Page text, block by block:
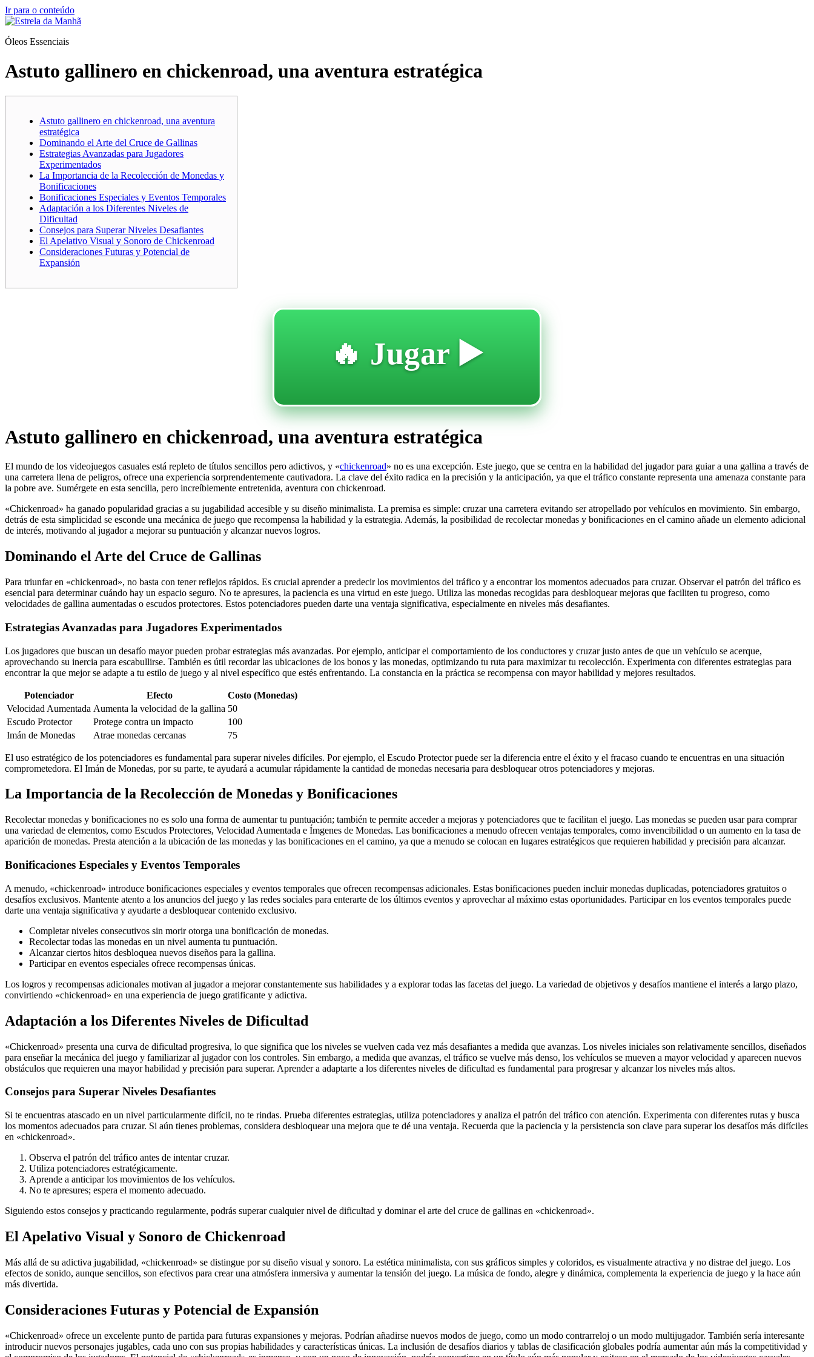
Ir para o conteúdo
Óleos Essenciais
Astuto gallinero en chickenroad, una aventura estratégica
Astuto gallinero en chickenroad, una aventura
estratégica
Dominando el Arte del Cruce de Gallinas
Estrategias Avanzadas para Jugadores
Experimentados
La Importancia de la Recolección de Monedas y
Bonificaciones
Bonificaciones Especiales y Eventos Temporales
Adaptación a los Diferentes Niveles de
Dificultad
Consejos para Superar Niveles Desafiantes
El Apelativo Visual y Sonoro de Chickenroad
Consideraciones Futuras y Potencial de
Expansión
🔥 Jugar ▶️
Astuto gallinero en chickenroad, una aventura estratégica
El mundo de los videojuegos casuales está repleto de títulos sencillos pero adictivos, y «chickenroad» no es una excepción. Este juego, que se centra en la habilidad del jugador para guiar a una gallina a través de
una carretera llena de peligros, ofrece una experiencia sorprendentemente cautivadora. La clave del éxito radica en la precisión y la anticipación, ya que el tráfico constante representa una amenaza constante para
la pobre ave. Sumérgete en esta sencilla, pero increíblemente entretenida, aventura con chickenroad.
«Chickenroad» ha ganado popularidad gracias a su jugabilidad accesible y su diseño minimalista. La premisa es simple: cruzar una carretera evitando ser atropellado por vehículos en movimiento. Sin embargo,
detrás de esta simplicidad se esconde una mecánica de juego que recompensa la habilidad y la estrategia. Además, la posibilidad de recolectar monedas y bonificaciones en el camino añade un elemento adicional
de interés, motivando al jugador a mejorar su puntuación y alcanzar nuevos logros.
Dominando el Arte del Cruce de Gallinas
Para triunfar en «chickenroad», no basta con tener reflejos rápidos. Es crucial aprender a predecir los movimientos del tráfico y a encontrar los momentos adecuados para cruzar. Observar el patrón del tráfico es
esencial para determinar cuándo hay un espacio seguro. No te apresures, la paciencia es una virtud en este juego. Utiliza las monedas recogidas para desbloquear mejoras que faciliten tu progreso, como
velocidades de gallina aumentadas o escudos protectores. Estos potenciadores pueden darte una ventaja significativa, especialmente en niveles más desafiantes.
Estrategias Avanzadas para Jugadores Experimentados
Los jugadores que buscan un desafío mayor pueden probar estrategias más avanzadas. Por ejemplo, anticipar el comportamiento de los conductores y cruzar justo antes de que un vehículo se acerque,
aprovechando su inercia para escabullirse. También es útil recordar las ubicaciones de los bonos y las monedas, optimizando tu ruta para maximizar tu recolección. Experimenta con diferentes estrategias para
encontrar la que mejor se adapte a tu estilo de juego y al nivel específico que estés enfrentando. La constancia en la práctica se recompensa con mayor habilidad y mejores resultados.
Potenciador Efecto
Costo (Monedas)
Velocidad Aumentada Aumenta la velocidad de la gallina 50
Escudo Protector
Protege contra un impacto
100
Imán de Monedas
Atrae monedas cercanas 75
El uso estratégico de los potenciadores es fundamental para superar niveles difíciles. Por ejemplo, el Escudo Protector puede ser la diferencia entre el éxito y el fracaso cuando te encuentras en una situación
comprometedora. El Imán de Monedas, por su parte, te ayudará a acumular rápidamente la cantidad de monedas necesaria para desbloquear otros potenciadores y mejoras.
La Importancia de la Recolección de Monedas y Bonificaciones
Recolectar monedas y bonificaciones no es solo una forma de aumentar tu puntuación; también te permite acceder a mejoras y potenciadores que te facilitan el juego. Las monedas se pueden usar para comprar
una variedad de elementos, como Escudos Protectores, Velocidad Aumentada e Ímgenes de Monedas. Las bonificaciones a menudo ofrecen ventajas temporales, como invencibilidad o un aumento en la tasa de
aparición de monedas. Presta atención a la ubicación de las monedas y las bonificaciones en el camino, ya que a menudo se colocan en lugares estratégicos que requieren habilidad y precisión para alcanzar.
Bonificaciones Especiales y Eventos Temporales
A menudo, «chickenroad» introduce bonificaciones especiales y eventos temporales que ofrecen recompensas adicionales. Estas bonificaciones pueden incluir monedas duplicadas, potenciadores gratuitos o
desafíos exclusivos. Mantente atento a los anuncios del juego y las redes sociales para enterarte de los últimos eventos y aprovechar al máximo estas oportunidades. Participar en los eventos temporales puede
darte una ventaja significativa y ayudarte a desbloquear contenido exclusivo.
Completar niveles consecutivos sin morir otorga una bonificación de monedas.
Recolectar todas las monedas en un nivel aumenta tu puntuación.
Alcanzar ciertos hitos desbloquea nuevos diseños para la gallina.
Participar en eventos especiales ofrece recompensas únicas.
Los logros y recompensas adicionales motivan al jugador a mejorar constantemente sus habilidades y a explorar todas las facetas del juego. La variedad de objetivos y desafíos mantiene el interés a largo plazo,
convirtiendo «chickenroad» en una experiencia de juego gratificante y adictiva.
Adaptación a los Diferentes Niveles de Dificultad
«Chickenroad» presenta una curva de dificultad progresiva, lo que significa que los niveles se vuelven cada vez más desafiantes a medida que avanzas. Los niveles iniciales son relativamente sencillos, diseñados
para enseñar la mecánica del juego y familiarizar al jugador con los controles. Sin embargo, a medida que avanzas, el tráfico se vuelve más denso, los vehículos se mueven a mayor velocidad y aparecen nuevos
obstáculos que requieren una mayor habilidad y precisión para superar. Aprender a adaptarte a los diferentes niveles de dificultad es fundamental para progresar y alcanzar los niveles más altos.
Consejos para Superar Niveles Desafiantes
Si te encuentras atascado en un nivel particularmente difícil, no te rindas. Prueba diferentes estrategias, utiliza potenciadores y analiza el patrón del tráfico con atención. Experimenta con diferentes rutas y busca
los momentos adecuados para cruzar. Si aún tienes problemas, considera desbloquear una mejora que te dé una ventaja. Recuerda que la paciencia y la persistencia son clave para superar los desafíos más difíciles
en «chickenroad».
Observa el patrón del tráfico antes de intentar cruzar.
Utiliza potenciadores estratégicamente.
Aprende a anticipar los movimientos de los vehículos.
No te apresures; espera el momento adecuado.
Siguiendo estos consejos y practicando regularmente, podrás superar cualquier nivel de dificultad y dominar el arte del cruce de gallinas en «chickenroad».
El Apelativo Visual y Sonoro de Chickenroad
Más allá de su adictiva jugabilidad, «chickenroad» se distingue por su diseño visual y sonoro. La estética minimalista, con sus gráficos simples y coloridos, es visualmente atractiva y no distrae del juego. Los
efectos de sonido, aunque sencillos, son efectivos para crear una atmósfera inmersiva y aumentar la tensión del juego. La música de fondo, alegre y dinámica, complementa la experiencia de juego y la hace aún
más divertida.
Consideraciones Futuras y Potencial de Expansión
«Chickenroad» ofrece un excelente punto de partida para futuras expansiones y mejoras. Podrían añadirse nuevos modos de juego, como un modo contrarreloj o un modo multijugador. También sería interesante
introducir nuevos personajes jugables, cada uno con sus propias habilidades y características únicas. La inclusión de desafíos diarios y tablas de clasificación globales podría aumentar aún más la competitividad y